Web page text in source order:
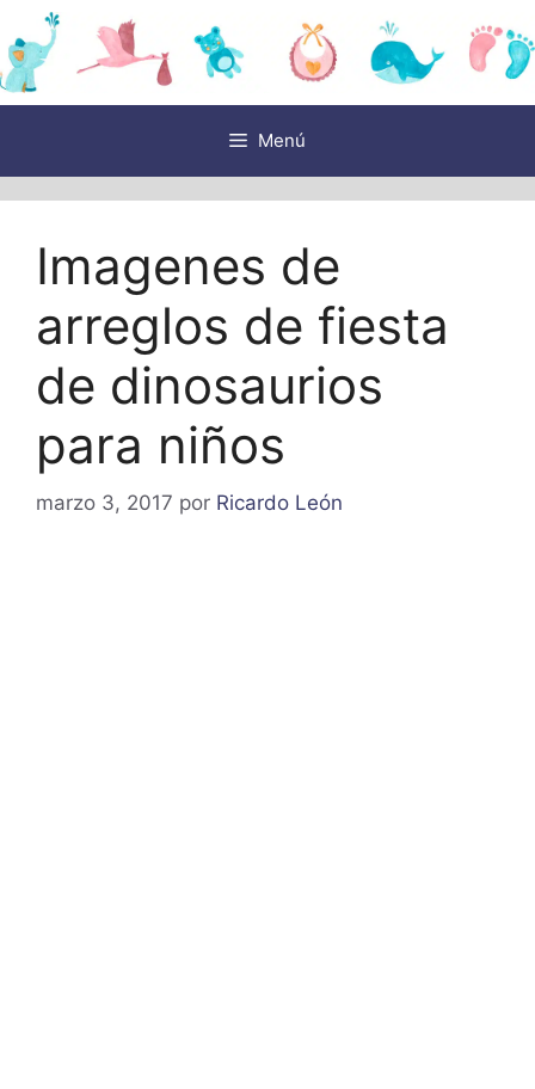
Saltar
al
contenido
Menú
Imagenes de
arreglos de fiesta
de dinosaurios
para niños
marzo 3, 2017 por Ricardo León